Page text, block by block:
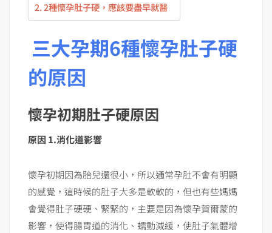
2種懷孕肚子硬，應該要盡早就醫
三大孕期6種懷孕肚子硬
的原因
懷孕初期肚子硬原因
原因 1.消化道影響
懷孕初期因為胎兒還很小，所以通常孕肚不會有明顯
的感覺，這時候的肚子大多是軟軟的，但也有些媽媽
會覺得肚子硬硬、緊緊的，主要是因為懷孕賀爾蒙的
影響，使得腸胃道的消化、蠕動減緩，使肚子氣體增